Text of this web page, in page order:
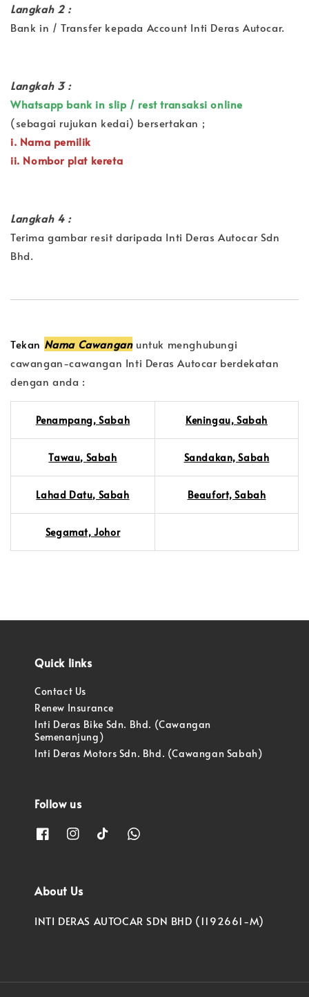
Langkah 2 :
Bank in / Transfer kepada Account Inti Deras Autocar.
Langkah 3 :
Whatsapp bank in slip / rest transaksi online
(sebagai rujukan kedai) bersertakan ;
i. Nama pemilik
ii. Nombor plat kereta
Langkah 4 :
Terima gambar resit daripada Inti Deras Autocar Sdn
Bhd.
Tekan Nama Cawangan untuk menghubungi
cawangan-cawangan Inti Deras Autocar berdekatan
dengan anda :
Penampang, Sabah Keningau, Sabah
Tawau, Sabah Sandakan, Sabah
Lahad Datu, Sabah Beaufort, Sabah
Segamat, Johor
Quick links
Contact Us
Renew Insurance
Inti Deras Bike Sdn. Bhd. (Cawangan
Semenanjung)
Inti Deras Motors Sdn. Bhd. (Cawangan Sabah)
Follow us
About Us
INTI DERAS AUTOCAR SDN BHD (1192661-M)